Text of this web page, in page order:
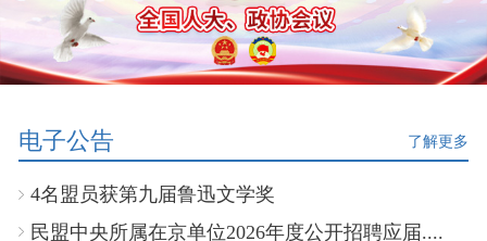
电子公告 了解更多
4名盟员获第九届鲁迅文学奖
民盟中央所属在京单位2026年度公开招聘应届....